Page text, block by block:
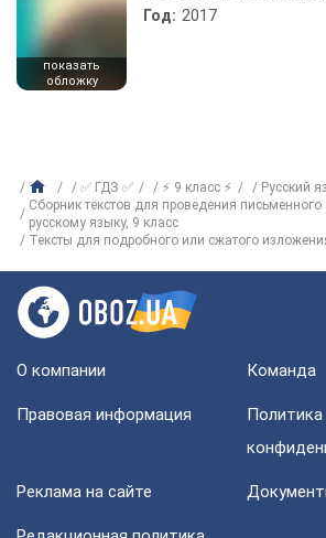
показать
обложку
Год: 2017
✅ ГДЗ ✅ ⚡ 9 класс ⚡
Русский
Сборник текстов для проведения
русскому языку, 9 класс
Тексты для подробного или сжатого
О компании Команда
Правовая информация
Политика
Реклама на сайте